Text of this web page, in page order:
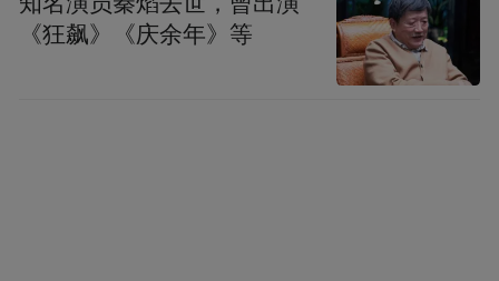
《狂飙》《庆余年》等